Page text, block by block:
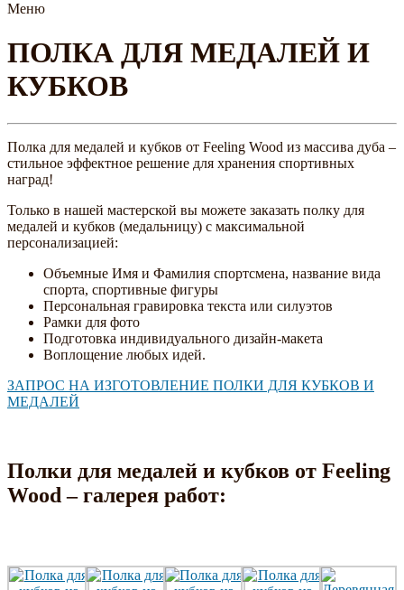
Меню
ПОЛКА ДЛЯ МЕДАЛЕЙ И
КУБКОВ
Полка для медалей и кубков от Feeling Wood из массива дуба –
стильное эффектное решение для хранения спортивных
наград!
Только в нашей мастерской вы можете заказать полку для
медалей и кубков (медальницу) с максимальной
персонализацией:
Объемные Имя и Фамилия спортсмена, название вида
спорта, спортивные фигуры
Персональная гравировка текста или силуэтов
Рамки для фото
Подготовка индивидуального дизайн-макета
Воплощение любых идей.
ЗАПРОС НА ИЗГОТОВЛЕНИЕ ПОЛКИ ДЛЯ КУБКОВ И
МЕДАЛЕЙ
Полки для медалей и кубков от Feeling
Wood – галерея работ: